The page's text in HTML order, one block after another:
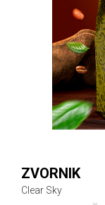
ZVORNIK
Clear Sky